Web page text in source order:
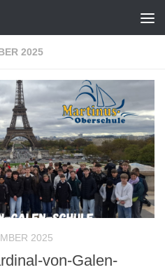
2025
2025
von-Galen-